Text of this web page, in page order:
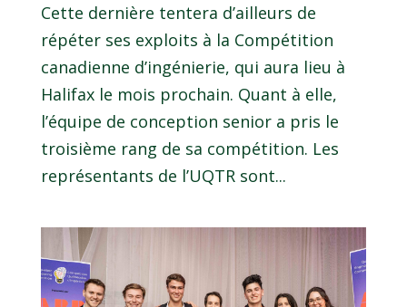
Cette dernière tentera d’ailleurs de
répéter ses exploits à la Compétition
canadienne d’ingénierie, qui aura lieu à
Halifax le mois prochain. Quant à elle,
l’équipe de conception senior a pris le
troisième rang de sa compétition. Les
représentants de l’UQTR sont...